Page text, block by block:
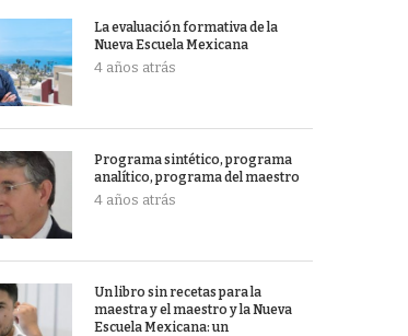
La evaluación formativa de la
Nueva Escuela Mexicana
4 años atrás
Programa sintético, programa
analítico, programa del maestro
4 años atrás
Un libro sin recetas para la
maestra y el maestro y la Nueva
Escuela Mexicana: un